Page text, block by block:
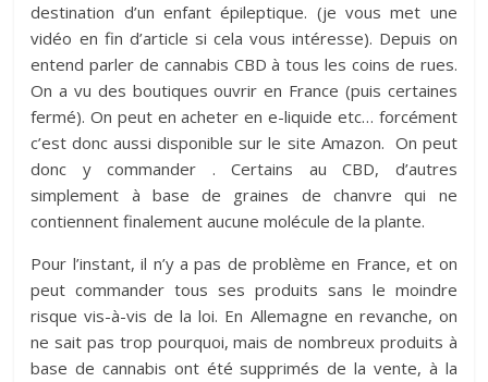
destination d’un enfant épileptique. (je vous met une
vidéo en fin d’article si cela vous intéresse). Depuis on
entend parler de cannabis CBD à tous les coins de rues.
On a vu des boutiques ouvrir en France (puis certaines
fermé). On peut en acheter en e-liquide etc… forcément
c’est donc aussi disponible sur le site Amazon. On peut
donc y commander . Certains au CBD, d’autres
simplement à base de graines de chanvre qui ne
contiennent finalement aucune molécule de la plante.
Pour l’instant, il n’y a pas de problème en France, et on
peut commander tous ses produits sans le moindre
risque vis-à-vis de la loi. En Allemagne en revanche, on
ne sait pas trop pourquoi, mais de nombreux produits à
base de cannabis ont été supprimés de la vente, à la